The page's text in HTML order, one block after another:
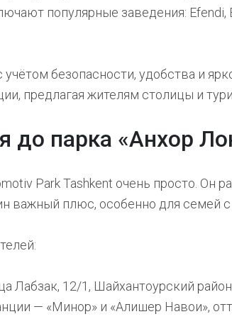
популярные заведения: Efendi,
безопасности, удобства и
предлагая жителям столицы и
до парка «Анхор
Park Tashkent очень просто.
важный плюс, особенно для семей с
Лабзак, 12/1, Шайхантоурский
— «Минор» и «Алишер Навои»,